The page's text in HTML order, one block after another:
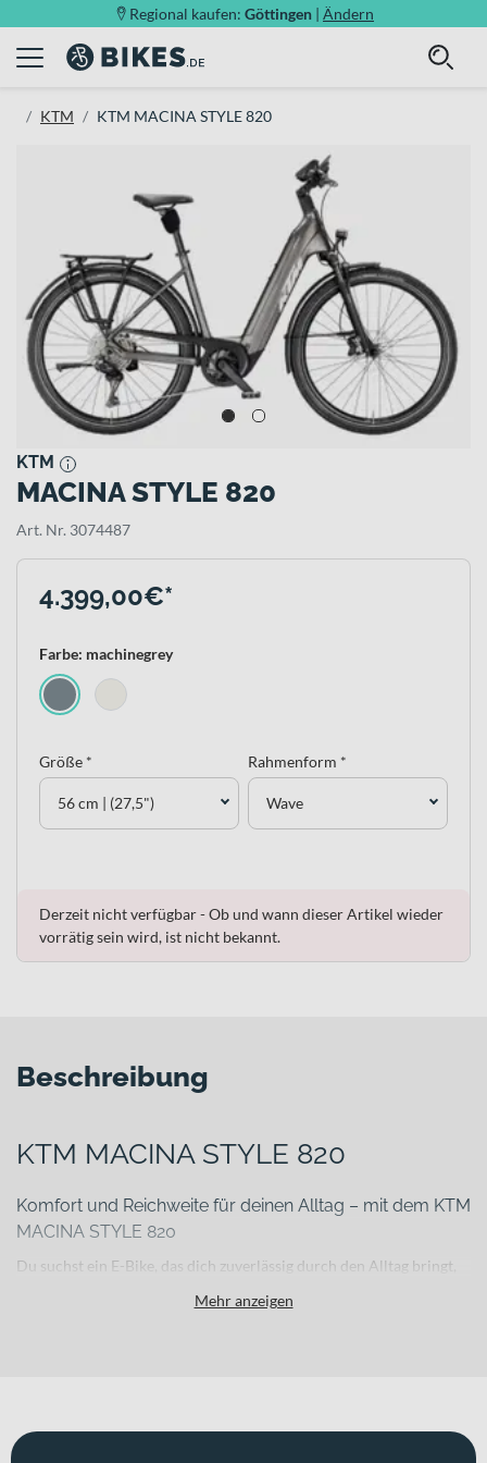
Regional kaufen: Göttingen | Ändern
KTM KTM MACINA STYLE 820
KTM
MACINA STYLE 820
Art. Nr. 3074487
4.399,00€*
Farbe: machinegrey
Größe *
56 cm | (27,5")
Rahmenform *
Wave
Derzeit nicht verfügbar - Ob und wann dieser Artikel wieder
vorrätig sein wird, ist nicht bekannt.
Beschreibung
KTM MACINA STYLE 820
Komfort und Reichweite für deinen Alltag – mit dem KTM
MACINA STYLE 820
Du suchst ein E-Bike, das dich zuverlässig durch den Alltag bringt,
bleibt? Das KTM MACINA STYLE 820 ist ein vielseitiges E-
Für welche Einsätze eignet sich dieses Bike?
Mehr anzeigen